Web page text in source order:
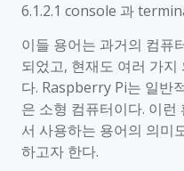
식
설
정
e
r
y
P
i
_
K
6.1.2.1 console 과
이들 용어는 과거의 컴퓨
되었고, 현재도 여러 가
다. Raspberry Pi는 일반
은 소형 컴퓨터이다. 이
서 사용하는 용어의 의미
하고자 한다.